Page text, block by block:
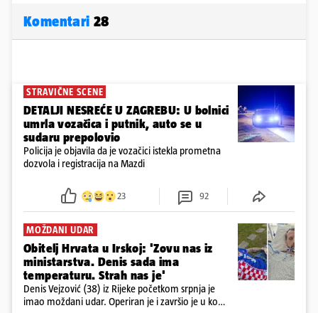
Komentari 28
STRAVIČNE SCENE
DETALJI NESREĆE U ZAGREBU: U bolnici
umrla vozačica i putnik, auto se u
sudaru prepolovio
Policija je objavila da je vozačici istekla prometna
dozvola i registracija na Mazdi
23 92
MOŽDANI UDAR
Obitelj Hrvata u Irskoj: 'Zovu nas iz
ministarstva. Denis sada ima
temperaturu. Strah nas je'
Denis Vejzović (38) iz Rijeke početkom srpnja je
imao moždani udar. Operiran je i završio je u komi.